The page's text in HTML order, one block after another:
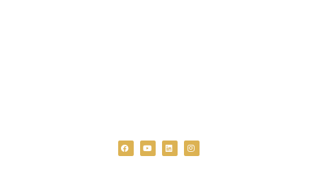
a
c
o
u
i
n
n
s